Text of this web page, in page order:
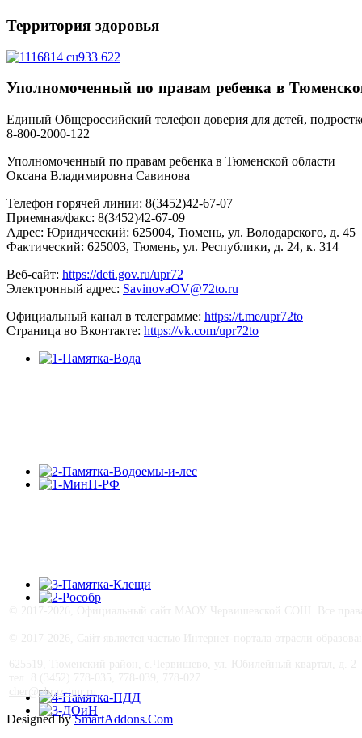
Территория здоровья
Уполномоченный по правам ребенка в
Единый Общероссийский телефон доверия для детей,
8-800-2000-122
Уполномоченный по правам ребенка в Тюменской области
Оксана Владимировна Савинова
Телефон горячей линии: 8(3452)42-67-07
Приемная/факс: 8(3452)42-67-09
Адрес: Юридический: 625004, Тюмень, ул. Володарского, д. 45
Фактический: 625003, Тюмень, ул. Республики, д. 24, к. 314
Веб-сайт: https://deti.gov.ru/upr72
Электронный адрес: SavinovaOV@72to.ru
Официальный канал в телеграмме: https://t.me/upr72to
Страница во Вконтакте: https://vk.com/upr72to
cher@obraz-tmr.ru
Designed bySmartAddons.Com